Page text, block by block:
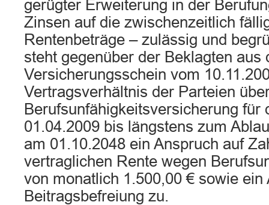
gerügter Erweiterung in der
Zinsen auf die zwischenzeitlich
Rentenbeträge – zulässig und
steht gegenüber der Beklagten aus
Versicherungsschein vom
Vertragsverhältnis der Parteien
Berufsunfähigkeitsversicherung für
01.04.2009 bis längstens zum
am 01.10.2048 ein Anspruch auf
vertraglichen Rente wegen
von monatlich 1.500,00 € sowie ein
Beitragsbefreiung zu.